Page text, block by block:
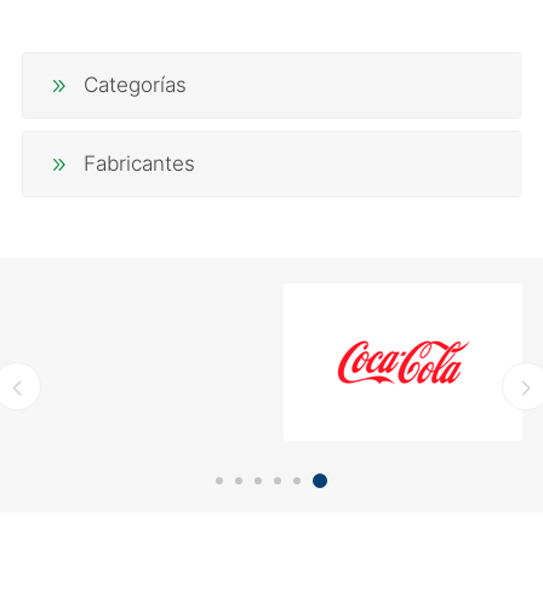
Categorías
Fabricantes